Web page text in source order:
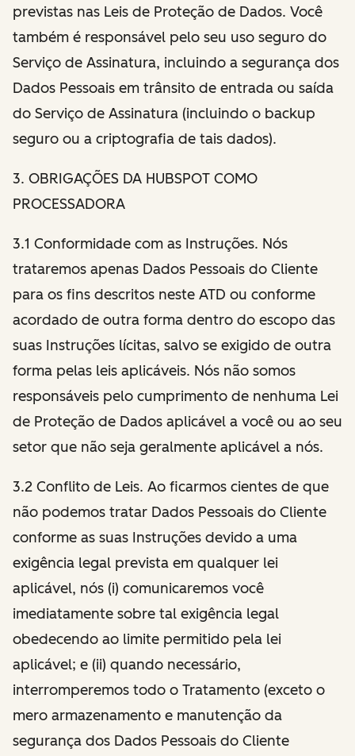
previstas nas Leis de Proteção de Dados. Você
também é responsável pelo seu uso seguro do
Serviço de Assinatura, incluindo a segurança dos
Dados Pessoais em trânsito de entrada ou saída
do Serviço de Assinatura (incluindo o backup
seguro ou a criptografia de tais dados).
3. OBRIGAÇÕES DA HUBSPOT COMO
PROCESSADORA
3.1 Conformidade com as Instruções. Nós
trataremos apenas Dados Pessoais do Cliente
para os fins descritos neste ATD ou conforme
acordado de outra forma dentro do escopo das
suas Instruções lícitas, salvo se exigido de outra
forma pelas leis aplicáveis. Nós não somos
responsáveis pelo cumprimento de nenhuma Lei
de Proteção de Dados aplicável a você ou ao seu
setor que não seja geralmente aplicável a nós.
3.2 Conflito de Leis. Ao ficarmos cientes de que
não podemos tratar Dados Pessoais do Cliente
conforme as suas Instruções devido a uma
exigência legal prevista em qualquer lei
aplicável, nós (i) comunicaremos você
imediatamente sobre tal exigência legal
obedecendo ao limite permitido pela lei
aplicável; e (ii) quando necessário,
interromperemos todo o Tratamento (exceto o
mero armazenamento e manutenção da
segurança dos Dados Pessoais do Cliente